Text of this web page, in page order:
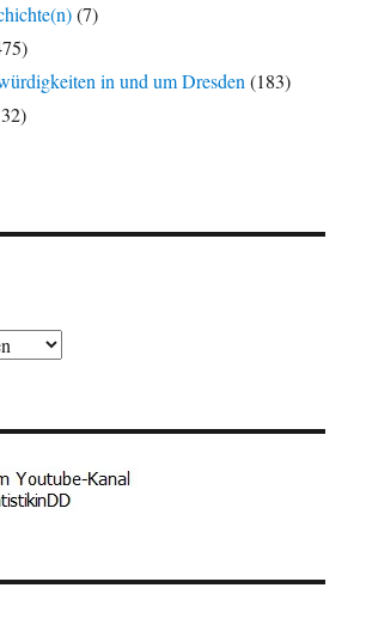
(7)
in und um Dresden(183)